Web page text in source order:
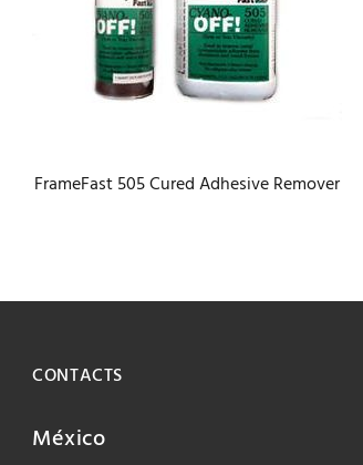
FrameFast 505 Cured Adhesive Remover
CONTACTS
México